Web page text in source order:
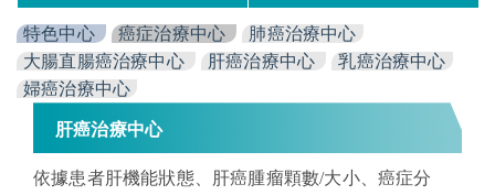
特色中心 癌症治療中心
肺癌治療中心
大腸直腸癌治療中心
肝癌治療中心
乳癌治療中心
婦癌治療中心
肝癌治療中心
依據患者肝機能狀態、肝癌腫瘤顆數/大小、癌症分